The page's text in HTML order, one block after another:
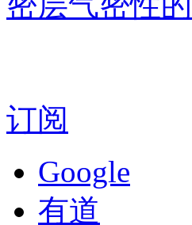
订阅
Google
有道